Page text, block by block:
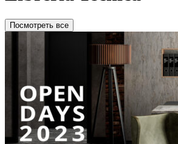
Посмотреть все